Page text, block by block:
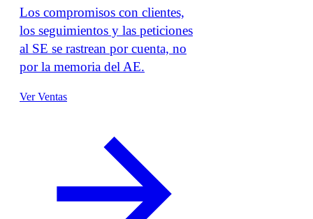
Los compromisos con clientes,
los seguimientos y las peticiones
al SE se rastrean por cuenta, no
por la memoria del AE.
Ver Ventas